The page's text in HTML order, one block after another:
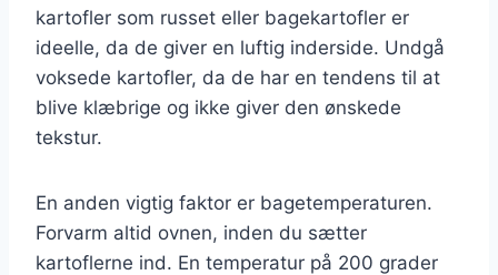
kartofler som russet eller bagekartofler er
ideelle, da de giver en luftig inderside. Undgå
voksede kartofler, da de har en tendens til at
blive klæbrige og ikke giver den ønskede
tekstur.
En anden vigtig faktor er bagetemperaturen.
Forvarm altid ovnen, inden du sætter
kartoflerne ind. En temperatur på 200 grader